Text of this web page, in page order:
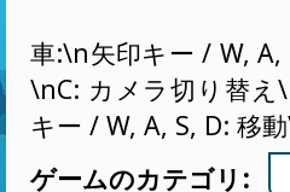
車:\n矢印キー / W,
\nC: カメラ切り替
キー / W, A, S, D: 移
ゲームのカテゴリ: